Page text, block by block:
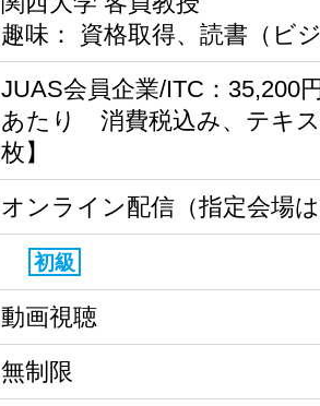
趣味： 資格取得、読書（ビ
JUAS会員企業/ITC：35,200
あたり 消費税込み、テキ
枚】
オンライン配信（指定会場
初級
動画視聴
無制限